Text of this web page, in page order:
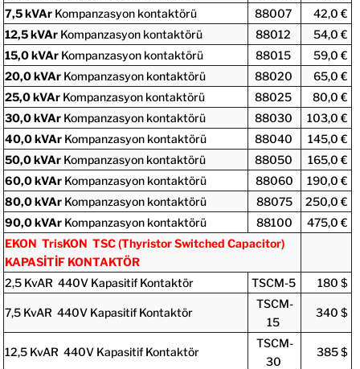
7,5 kVAr Kompanzasyon kontaktörü 88007
42,0 €
12,5 kVAr Kompanzasyon kontaktörü 88012
54,0 €
15,0 kVAr Kompanzasyon kontaktörü 88015
59,0 €
20,0 kVAr Kompanzasyon kontaktörü 88020
65,0 €
25,0 kVAr Kompanzasyon kontaktörü 88025
80,0 €
30,0 kVAr Kompanzasyon kontaktörü 88030
103,0 €
40,0 kVAr Kompanzasyon kontaktörü 88040
145,0 €
50,0 kVAr Kompanzasyon kontaktörü 88050
165,0 €
60,0 kVAr Kompanzasyon kontaktörü 88060
190,0 €
80,0 kVAr Kompanzasyon kontaktörü 88075
250,0 €
90,0 kVAr Kompanzasyon kontaktörü 88100
475,0 €
EKON TrisKON TSC (Thyristor Switched Capacitor)
KAPASİTİF KONTAKTÖR
2,5 KvAR 440V Kapasitif Kontaktör
TSCM-5 180 $
7,5 KvAR 440V Kapasitif Kontaktör
TSCM-
15
340 $
12,5 KvAR 440V Kapasitif Kontaktör
TSCM-
30
385 $